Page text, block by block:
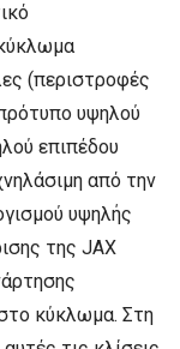
(περιστροφές
υψηλού
επιπέδου
από την
υψηλής
της JAX
κύκλωμα. Στη